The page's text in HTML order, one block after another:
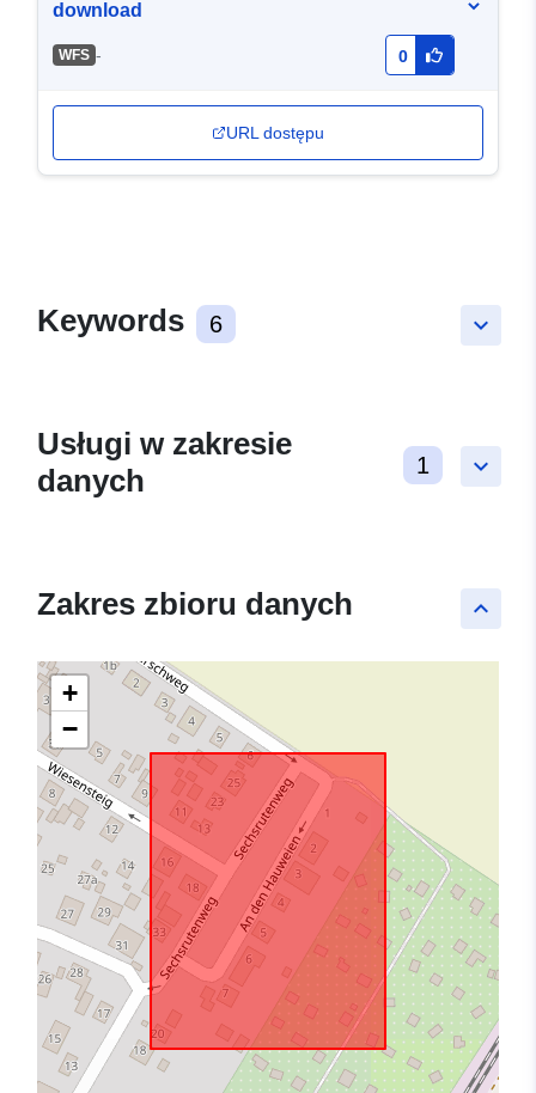
download
WFS - 0
URL dostępu
keyboard_arrow_down
Keywords 6
keyboard_arrow_down
Usługi w zakresie
danych
1
keyboard_arrow_up
Zakres zbioru danych
+
−